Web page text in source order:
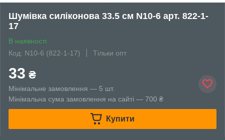
Шумівка силіконова 33.5 см N10-6 арт. 822-1-
17
В наявності
Код: N10-6 (822-1-17)
Тільки опт
33 ₴
Мінімальне замовлення — 5 шт.
Мінімальна сума замовлення на сайті — 700 ₴
Купити